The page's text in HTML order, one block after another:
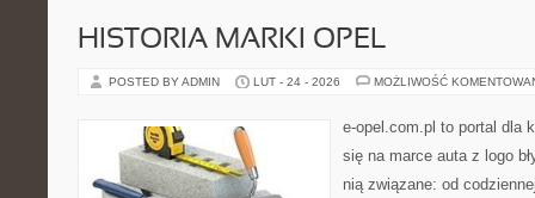
HISTORIA MARKI OPEL
POSTED BY ADMIN LUT - 24 - 2026 MOŻLIWOŚĆ
e-opel.com.pl to portal dla
się na marce auta z logo
nią związane: od